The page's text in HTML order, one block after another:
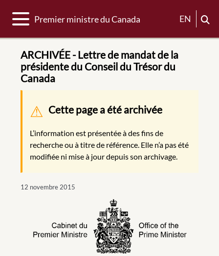
Basculer la navigation
Premier ministre du Canada EN
ARCHIVÉE - Lettre de mandat de la
présidente du Conseil du Trésor du
Canada
Message d'avertissement
Cette page a été archivée
L’information est présentée à des fins de
recherche ou à titre de référence. Elle n’a pas été
modifiée ni mise à jour depuis son archivage.
12 novembre 2015